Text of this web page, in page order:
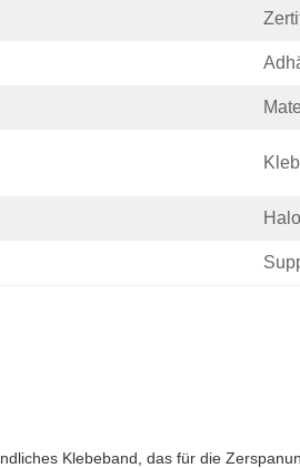
Klebeband, das für die